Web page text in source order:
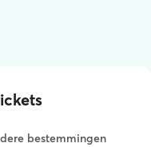
bestemmingen